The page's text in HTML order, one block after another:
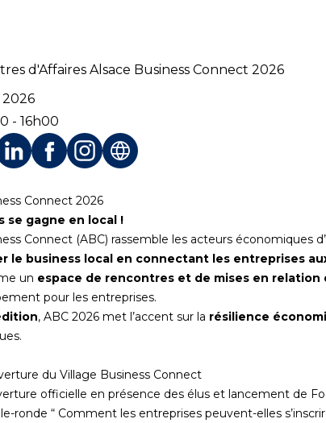
d'Affaires Alsace Business Connect 2026
- 16h00
LinkedIn
Profil Facebook
Profil Instagram
Site web
Connect 2026
se gagne en local !
Connect (ABC) rassemble les acteurs économiques
le business local en connectant les entreprises
un espace de rencontres et de mises en relation
pour les entreprises.
, ABC 2026 met l’accent sur la résilience
du Village Business Connect
officielle en présence des élus et lancement de
ronde “ Comment les entreprises peuvent-elles